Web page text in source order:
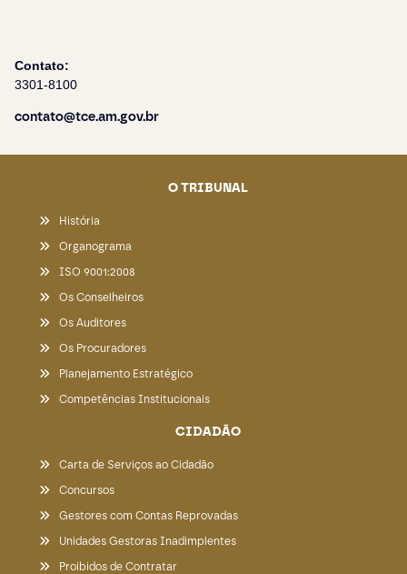
Contato:
3301-8100
contato@tce.am.gov.br
O TRIBUNAL
História
Organograma
ISO 9001:2008
Os Conselheiros
Os Auditores
Os Procuradores
Planejamento Estratégico
Competências Institucionais
CIDADÃO
Carta de Serviços ao Cidadão
Concursos
Gestores com Contas Reprovadas
Unidades Gestoras Inadimplentes
Proibidos de Contratar